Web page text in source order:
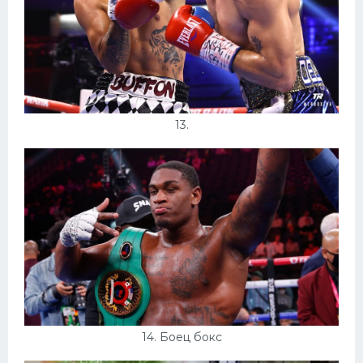
13.
14. Боец бокс